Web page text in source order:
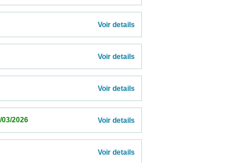
19/04/2026 Voir details
Voir details
Voir details
26/03/2026 Voir details
Voir details